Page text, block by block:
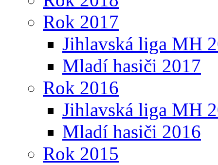
Rok 2017
Jihlavská liga MH
Mladí hasiči 2017
Rok 2016
Jihlavská liga MH
Mladí hasiči 2016
Rok 2015